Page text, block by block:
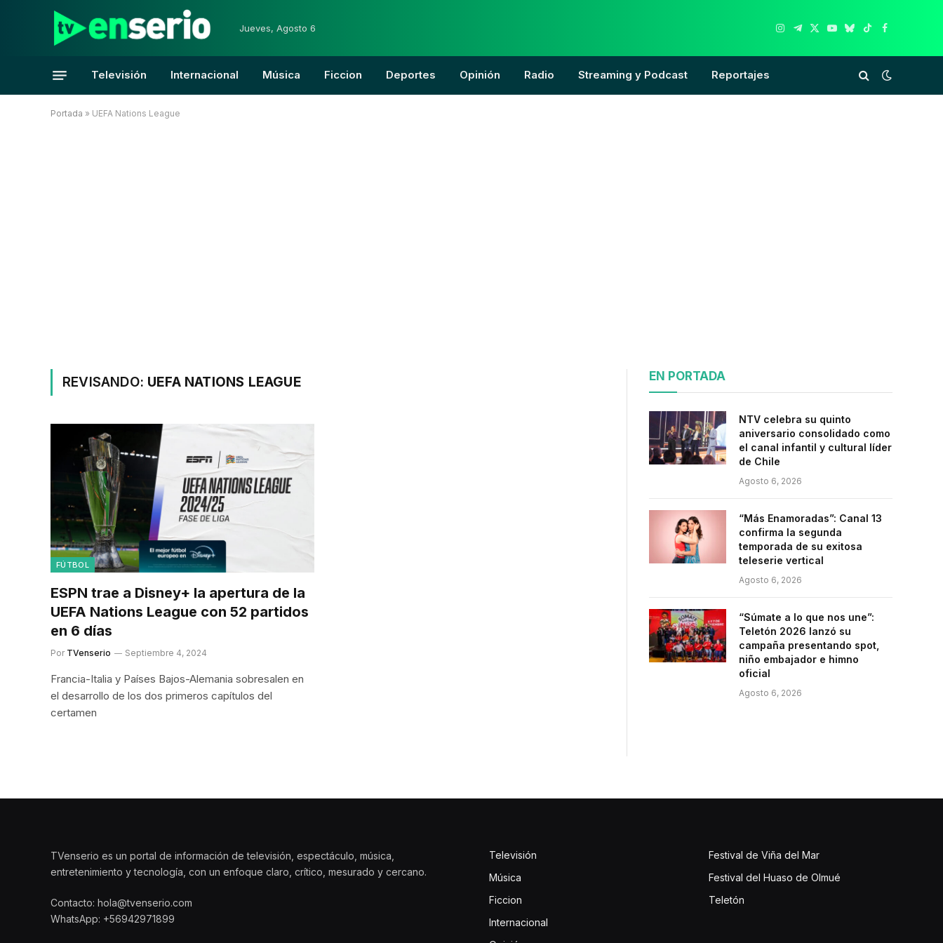
Jueves, Agosto 6
Instagram
Telegram
X
YouTube
Bluesky
TikTokFacebook
Televisión Internacional Música Ficcion Deportes Opinión Radio Streaming y Podcast Reportajes
Portada » UEFA Nations League
REVISANDO: UEFA NATIONS LEAGUE
FÚTBOL
ESPN trae a Disney+ la apertura de la
UEFA Nations League con 52 partidos
en 6 días
Por TVenserio Septiembre 4, 2024
Francia-Italia y Países Bajos-Alemania sobresalen en
el desarrollo de los dos primeros capítulos del
certamen
EN PORTADA
NTV celebra su quinto
aniversario consolidado como
el canal infantil y cultural líder
de Chile
Agosto 6, 2026
“Más Enamoradas”: Canal 13
confirma la segunda
temporada de su exitosa
teleserie vertical
Agosto 6, 2026
“Súmate a lo que nos une”:
Teletón 2026 lanzó su
campaña presentando spot,
niño embajador e himno
oficial
Agosto 6, 2026
TVenserio es un portal de información de televisión, espectáculo, música,
entretenimiento y tecnología, con un enfoque claro, crítico, mesurado y cercano.
Contacto: hola@tvenserio.com
WhatsApp: +56942971899
Televisión
Música
Ficcion
Internacional
Festival de Viña del Mar
Festival del Huaso de Olmué
Teletón